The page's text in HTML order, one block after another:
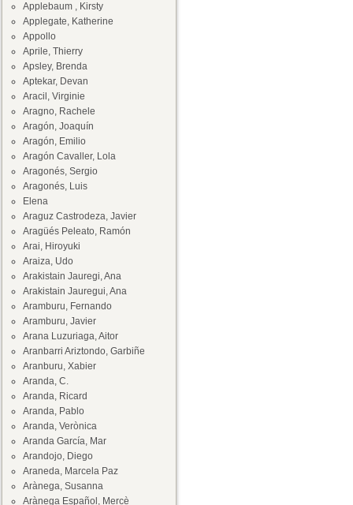
Applebaum , Kirsty
Applegate, Katherine
Appollo
Aprile, Thierry
Apsley, Brenda
Aptekar, Devan
Aracil, Virginie
Aragno, Rachele
Aragón, Joaquín
Aragón, Emilio
Aragón Cavaller, Lola
Aragonés, Sergio
Aragonés, Luis
Elena
Araguz Castrodeza, Javier
Aragüés Peleato, Ramón
Arai, Hiroyuki
Araiza, Udo
Arakistain Jauregi, Ana
Arakistain Jauregui, Ana
Aramburu, Fernando
Aramburu, Javier
Arana Luzuriaga, Aitor
Aranbarri Ariztondo, Garbiñe
Aranburu, Xabier
Aranda, C.
Aranda, Ricard
Aranda, Pablo
Aranda, Verònica
Aranda García, Mar
Arandojo, Diego
Araneda, Marcela Paz
Arànega, Susanna
Arànega Español, Mercè